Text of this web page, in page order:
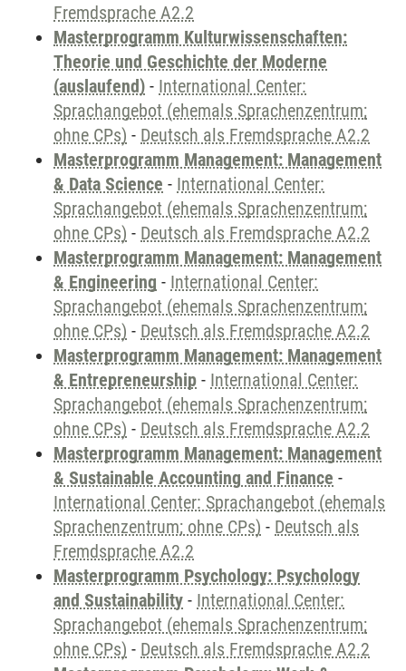
Fremdsprache A2.2
Masterprogramm Kulturwissenschaften:
Theorie und Geschichte der Moderne
(auslaufend) - International Center:
Sprachangebot (ehemals Sprachenzentrum;
ohne CPs) - Deutsch als Fremdsprache A2.2
Masterprogramm Management: Management
& Data Science - International Center:
Sprachangebot (ehemals Sprachenzentrum;
ohne CPs) - Deutsch als Fremdsprache A2.2
Masterprogramm Management: Management
& Engineering - International Center:
Sprachangebot (ehemals Sprachenzentrum;
ohne CPs) - Deutsch als Fremdsprache A2.2
Masterprogramm Management: Management
& Entrepreneurship - International Center:
Sprachangebot (ehemals Sprachenzentrum;
ohne CPs) - Deutsch als Fremdsprache A2.2
Masterprogramm Management: Management
& Sustainable Accounting and Finance -
International Center: Sprachangebot (ehemals
Sprachenzentrum; ohne CPs) - Deutsch als
Fremdsprache A2.2
Masterprogramm Psychology: Psychology
and Sustainability - International Center:
Sprachangebot (ehemals Sprachenzentrum;
ohne CPs) - Deutsch als Fremdsprache A2.2